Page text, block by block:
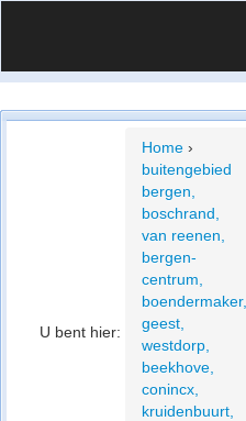
Vergelijk prijsposities - wijk
U bent hier:
Home ›
buitengebied
bergen,
boschrand,
van reenen,
bergen-
centrum,
boendermaker,
geest,
westdorp,
beekhove,
conincx,
kruidenbuurt,